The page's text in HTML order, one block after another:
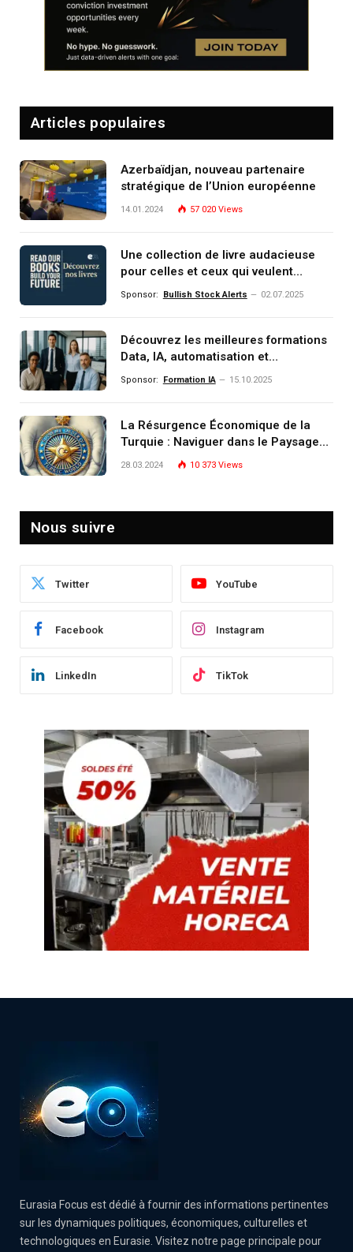
Articles populaires
Azerbaïdjan, nouveau partenaire
stratégique de l’Union européenne
14.01.2024 57 020 Views
Une collection de livre audacieuse
pour celles et ceux qui veulent
comprendre, investir et dominer le
Sponsor: Bullish Stock Alerts 02.07.2025
Découvrez les meilleures formations
Data, IA, automatisation et
investissement (gestion de
Sponsor: Formation IA 15.10.2025
La Résurgence Économique de la
Turquie : Naviguer dans le Paysage
Post-Crise
28.03.2024 10 373 Views
Nous suivre
Twitter YouTube
Facebook Instagram
LinkedIn TikTok
Eurasia Focus est dédié à fournir des informations pertinentes
sur les dynamiques politiques, économiques, culturelles et
technologiques en Eurasie. Visitez notre page principale pour